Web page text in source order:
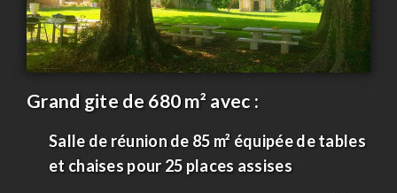
Grand gite de 680 m² avec :
Salle de réunion de 85 m² équipée de tables
et chaises pour 25 places assises